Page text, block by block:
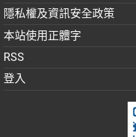
隱私權及資訊安全政策
本站使用正體字
RSS
登入